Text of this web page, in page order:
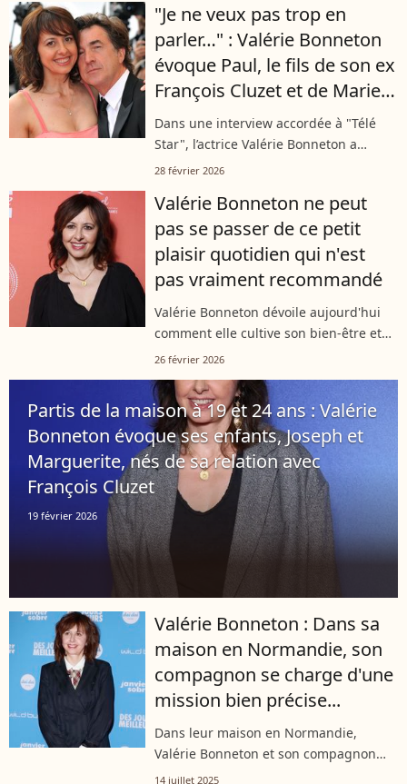
pris la parole : Valérie...
"Je ne veux pas trop en
parler…" : Valérie Bonneton
évoque Paul, le fils de son ex
François Cluzet et de Marie
Trintignant
Dans une interview accordée à "Télé
Star", l’actrice Valérie Bonneton a
évoqué le sujet des violences
de la minisérie "L’affaire Laura Stern",...
28 février 2026
Valérie Bonneton ne peut
pas se passer de ce petit
plaisir quotidien qui n'est
pas vraiment recommandé
Valérie Bonneton dévoile aujourd'hui
comment elle cultive son bien-être et
sa forme, entre passions gourmandes
secrets de cette maman épanouie qui...
26 février 2026
Partis de la maison à 19 et 24 ans : Valérie
Bonneton évoque ses enfants, Joseph et
Marguerite, nés de sa relation avec
François Cluzet
19 février 2026
Valérie Bonneton : Dans sa
maison en Normandie, son
compagnon se charge d'une
mission bien précise...
Dans leur maison en Normandie,
Valérie Bonneton et son compagnon
vivent au rythme de projets
14 juillet 2025